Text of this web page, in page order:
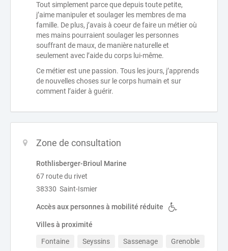
Tout simplement parce que depuis toute petite,
j’aime manipuler et soulager les membres de ma
famille. De plus, j’avais à coeur de faire un métier où
mes mains pourraient soulager les personnes
souffrant de maux, de manière naturelle et
seulement avec l’aide du corps lui-même.
Ce métier est une passion. Tous les jours, j’apprends
de nouvelles choses sur le corps humain et sur
comment l’aider à guérir.
Zone de consultation
Rothlisberger-Brioul Marine
67 route du rivet
38330 Saint-Ismier
Accès aux personnes à mobilité réduite
Villes à proximité
Fontaine Seyssins Sassenage
Grenoble